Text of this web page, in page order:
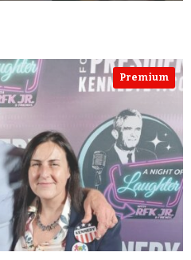
Premium